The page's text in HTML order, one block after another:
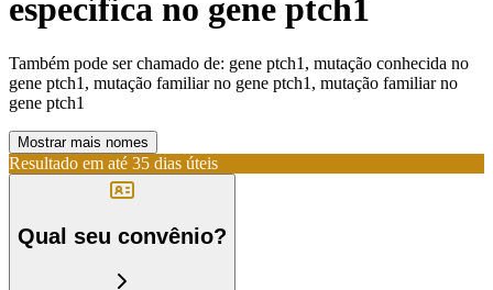
específica no gene ptch1
Também pode ser chamado de: gene ptch1, mutação conhecida no
gene ptch1, mutação familiar no gene ptch1, mutação familiar no
gene ptch1
Mostrar mais nomes
Resultado em até 35 dias úteis
Qual seu convênio?